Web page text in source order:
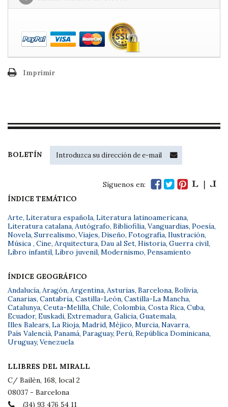
Imprimir
BOLETÍN
Síguenos en:
ÍNDICE TEMÁTICO
Arte, Literatura española, Literatura latinoamericana,
Literatura catalana, Autógrafo, Bibliofilia, Vanguardias, Poesía,
Novela, Surrealismo, Viajes, Diseño, Fotografía, Ilustración,
Música , Cine, Arquitectura, Dau al Set, Historia, Guerra civil,
Libro infantil, Libro juvenil, Modernismo, Pensamiento
ÍNDICE GEOGRÁFICO
Andalucía, Aragón, Argentina, Asturias, Barcelona, Bolivia,
Canarias, Cantabria, Castilla-León, Castilla-La Mancha,
Catalunya, Ceuta-Melilla, Chile, Colombia, Costa Rica, Cuba,
Ecuador, Euskadi, Extremadura, Galicia, Guatemala,
Illes Balears, La Rioja, Madrid, Méjico, Murcia, Navarra,
País Valencià, Panamá, Paraguay, Perú, República Dominicana,
Uruguay, Venezuela
LLIBRES DEL MIRALL
C/ Bailèn, 168, local 2
08037 - Barcelona
(34) 93 476 54 11